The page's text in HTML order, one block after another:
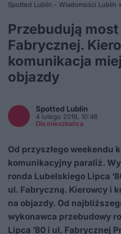
Spotted Lublin - Wiadomości Lublin
Przebudują most
Fabrycznej.
komunikacja
objazdy
Spotted Lublin
4 lutego 2019, 10:48
Dla mieszkańca
Od przyszłego weekendu
komunikacyjny paraliż.
ronda Lubelskiego Lipca
ul. Fabryczną. Kierowcy i
na objazdy. Od
wykonawca przebudowy
Lipca ’80 i ul. Fabrycznej